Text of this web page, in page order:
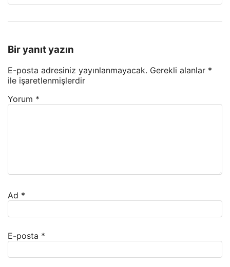
Bir yanıt yazın
E-posta adresiniz yayınlanmayacak. Gerekli alanlar *
ile işaretlenmişlerdir
Yorum *
Ad *
E-posta *